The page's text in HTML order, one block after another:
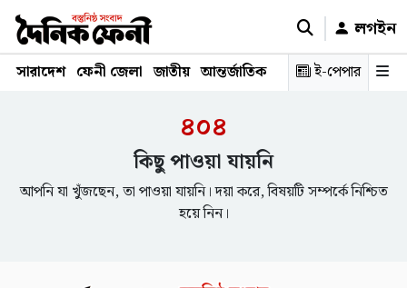
লগইন
সারাদেশ ফেনী জেলা জাতীয় আন্তর্জাতিক রাজনীতি স্বাস্থ্য শিক্ষা
ই-পেপার
৪০৪
কিছু পাওয়া যায়নি
আপনি যা খুঁজছেন, তা পাওয়া যায়নি। দয়া করে, বিষয়টি সম্পর্কে নিশ্চিত
হয়ে নিন।